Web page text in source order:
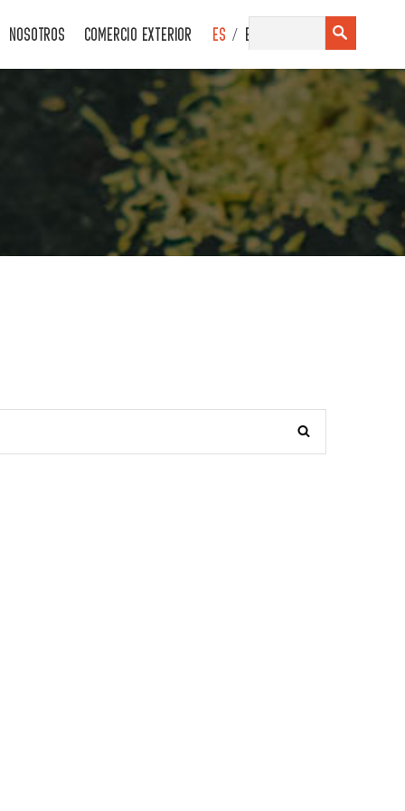
NOSOTROS COMERCIO EXTERIOR ES / EN